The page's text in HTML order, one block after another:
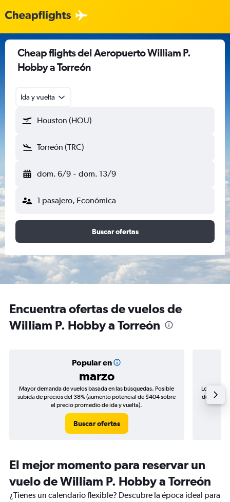
Cheap flights del Aeropuerto William P.
Hobby a Torreón
Ida y vuelta
Houston (HOU)
Torreón (TRC)
dom. 6/9 - dom. 13/9
1 pasajero, Económica
Buscar ofertas
Encuentra ofertas de vuelos de
William P. Hobby a Torreón
Popular en
marzo
Mayor demanda de vuelos basada en las búsquedas. Posible
subida de precios del 38% (aumento potencial de $404 sobre
el precio promedio de ida y vuelta).
Buscar ofertas
Los
de precios
El mejor momento para reservar un
vuelo de William P. Hobby a Torreón
¿Tienes un calendario flexible? Descubre la época ideal para